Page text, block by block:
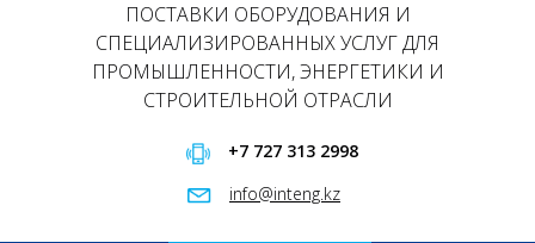
ПОСТАВКИ ОБОРУДОВАНИЯ И
СПЕЦИАЛИЗИРОВАННЫХ УСЛУГ ДЛЯ
ПРОМЫШЛЕННОСТИ, ЭНЕРГЕТИКИ И
СТРОИТЕЛЬНОЙ ОТРАСЛИ
+7 727 313 2998
info@inteng.kz